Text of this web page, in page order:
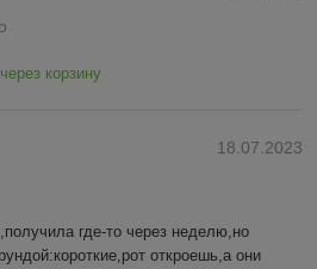
корзину
18.07.2023
где-то через неделю,но
откроешь,а они